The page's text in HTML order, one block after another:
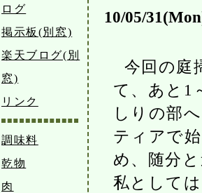
ログ
掲示板(別窓)
楽天ブログ(別
窓)
リンク
調味料
乾物
肉
10/05/
今回の庭
て、あと1
しりの部
ティアで
め、随分
私として